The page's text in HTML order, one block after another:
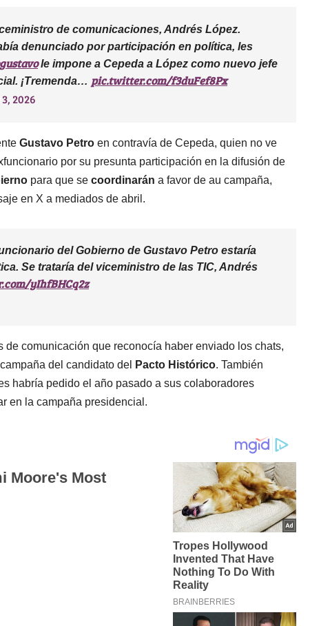
de comunicaciones, Andrés López.
denunciado por participación en política, les
le impone a Cepeda a López como nuevo jefe
¡Tremenda… pic.twitter.com/f3duFef8Px
2026
Gustavo Petro en contravía de Cepeda, quien no ve
por su presunta participación en la difusión de
para que se coordinarán a favor de au campaña,
en X a mediados de abril.
del Gobierno de Gustavo Petro estaría
Se trataría del viceministro de las TIC, Andrés
yIhfBHCq2z
de comunicación que reconocía haber enviado los chats,
del candidato del
Pacto Histórico. También
habría pedido el año pasado a sus colaboradores
en la campaña presidencial.